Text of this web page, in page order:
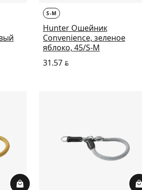
S-M
Hunter Ошейник
Convenience, зеленое
яблоко, 45/S-M
31.57BYN